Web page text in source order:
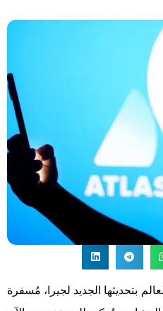
بتحديثها الجديد لجيرا، مُسفرة